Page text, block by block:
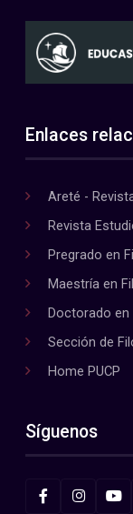
Enlaces
Areté -
Revista
Pregrado en
Maestría en
Doctorado
Sección de
Home PUCP
Síguenos